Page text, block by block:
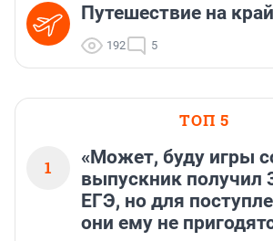
Путешествие на
192 5
ТОП 5
1
«Может, буду игры
выпускник получил
ЕГЭ, но для
они ему не